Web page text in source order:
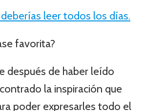
leer todos los días.
favorita?
después de haber leído
la inspiración que
poder expresarles todo el